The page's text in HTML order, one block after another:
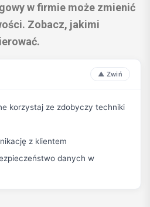
w firmie może zmienić
Zobacz, jakimi
korzystaj ze zdobyczy techniki
z klientem
danych w